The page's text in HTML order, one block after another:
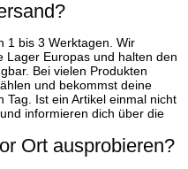
1 bis 3 Werktagen. Wir
Lager Europas und halten den
Bei vielen Produkten
und bekommst deine
Tag. Ist ein Artikel einmal nicht
informieren dich über die
Ort ausprobieren?